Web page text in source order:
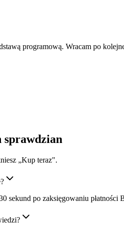
programową. Wracam po
sprawdzian
„Kup teraz".
sekund po zaksięgowaniu